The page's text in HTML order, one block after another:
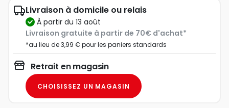
Livraison à domicile ou relais
à partir du 13 août
Livraison gratuite à partir de 70€ d'achat*
*au lieu de 3,99 € pour les paniers standards
Retrait en magasin
CHOISISSEZ UN MAGASIN